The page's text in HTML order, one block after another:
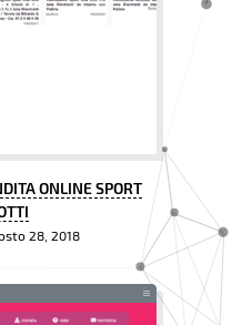
ONLINE SPORT
28, 2018